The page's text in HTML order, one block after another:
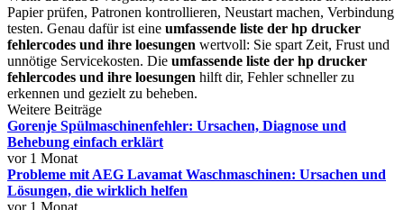
Papier prüfen, Patronen kontrollieren, Neustart machen, Verbindung
testen. Genau dafür ist eine umfassende liste der hp drucker
fehlercodes und ihre loesungen wertvoll: Sie spart Zeit, Frust und
unnötige Servicekosten. Die umfassende liste der hp drucker
fehlercodes und ihre loesungen hilft dir, Fehler schneller zu
erkennen und gezielt zu beheben.
Weitere Beiträge
Gorenje Spülmaschinenfehler: Ursachen, Diagnose und
Behebung einfach erklärt
vor 1 Monat
Probleme mit AEG Lavamat Waschmaschinen: Ursachen und
Lösungen, die wirklich helfen
vor 1 Monat